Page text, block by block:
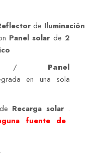
de Iluminación
Panel solar de 2
Panel
en una sola
de Recarga solar.
fuente de
.